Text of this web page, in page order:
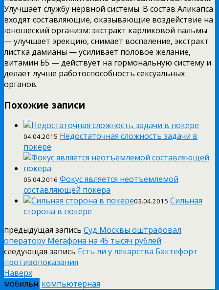
Улучшает службу нервной системы. В состав Аликапса
входят составляющие, оказывающие воздействие на
юношеский организм: экстракт карликовой пальмы
— улучшает эрекцию, снимает воспаление, экстракт
листка дамианы — усиливает половое желание,
витамин Б5 — действует на гормональную систему и
делает лучше работоспособность сексуальных
органов.
Похожие записи
04.04.2015 Недостаточная сложность задачи в
покере
05.04.2016 Фокус является неотъемлемой
составляющей покера
03.04.2015 Сильная
сторона в покере
предыдущая запись Суд Москвы оштрафовал
оператору Мегафона на 45 тысяч рублей
следующая запись Есть ли у лекарства Бактефорт
противопоказания
Наверх
мобильн. компьютерная